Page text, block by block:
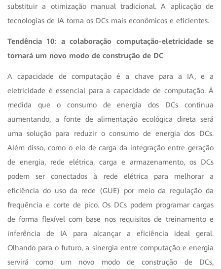
substituir a otimização manual tradicional. A aplicação de
tecnologias de IA torna os DCs mais econômicos e eficientes.
Tendência 10: a colaboração computação-eletricidade se
tornará um novo modo de construção de DC
A capacidade de computação é a chave para a IA, e a
eletricidade é essencial para a capacidade de computação. À
medida que o consumo de energia dos DCs continua
aumentando, a fonte de alimentação ecológica direta será
uma solução para reduzir o consumo de energia dos DCs.
Além disso, como o elo de carga da integração entre geração
de energia, rede elétrica, carga e armazenamento, os DCs
podem ser conectados à rede elétrica para melhorar a
eficiência do uso da rede (GUE) por meio da regulação da
frequência e corte de pico. Os DCs podem programar cargas
de forma flexível com base nos requisitos de treinamento e
inferência de IA para alcançar a eficiência ideal geral.
Olhando para o futuro, a sinergia entre computação e energia
servirá como um novo modo de construção de DCs,